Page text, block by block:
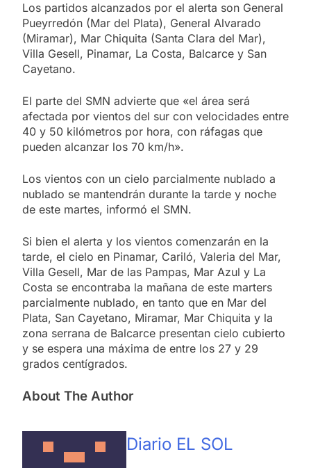
Los partidos alcanzados por el alerta son General
Pueyrredón (Mar del Plata), General Alvarado
(Miramar), Mar Chiquita (Santa Clara del Mar),
Villa Gesell, Pinamar, La Costa, Balcarce y San
Cayetano.
El parte del SMN advierte que «el área será
afectada por vientos del sur con velocidades entre
40 y 50 kilómetros por hora, con ráfagas que
pueden alcanzar los 70 km/h».
Los vientos con un cielo parcialmente nublado a
nublado se mantendrán durante la tarde y noche
de este martes, informó el SMN.
Si bien el alerta y los vientos comenzarán en la
tarde, el cielo en Pinamar, Cariló, Valeria del Mar,
Villa Gesell, Mar de las Pampas, Mar Azul y La
Costa se encontraba la mañana de este marters
parcialmente nublado, en tanto que en Mar del
Plata, San Cayetano, Miramar, Mar Chiquita y la
zona serrana de Balcarce presentan cielo cubierto
y se espera una máxima de entre los 27 y 29
grados centígrados.
About The Author
Diario EL SOL